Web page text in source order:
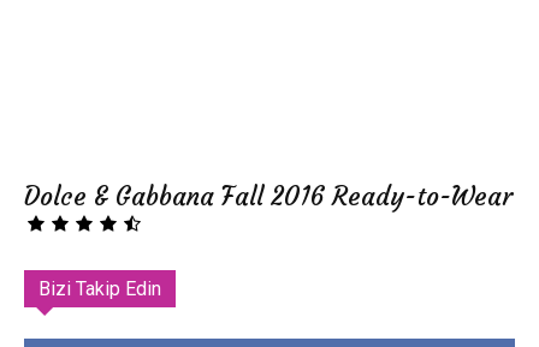
Dolce & Gabbana Fall 2016 Ready-to-Wear
Bizi Takip Edin